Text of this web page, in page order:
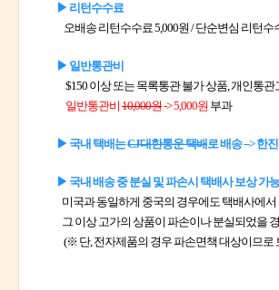
▶ 리턴수수료
오배송 리턴수수료 5,000원 / 단순변심 리턴수
▶ 일반통관비
$150 이상 또는 목록통관 불가 상품, 개인통
일반통관비 10,000원-> 5,000원 부과
▶ 국내 택배는CJ대한통운 택배로 배송 --> 한
▶ 국내 배송 중 분실 및 파손시 택배사 보상 가
미국과 동일하게 중국의 경우에도 택배사에
그 이상 고가의 상품이 파손이나 분실되었을
(※ 단, 전자제품의 경우 파손면책 대상이므로